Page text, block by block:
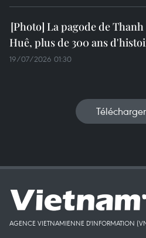
La pagode de
Huê, plus de 300 ans
19/07/2026 01:30
AGENCE VIETNAMIENNE D'INFORMATION